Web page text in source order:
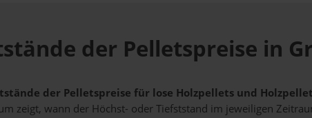
der Pelletspreise in
der Pelletspreise für lose Holzpellets und
zeigt, wann der Höchst- oder Tiefststand im jeweiligen